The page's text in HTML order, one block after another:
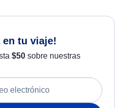
en tu viaje!
$50sobre nuestras